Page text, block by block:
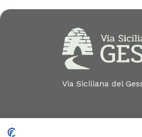
Via Siciliana del